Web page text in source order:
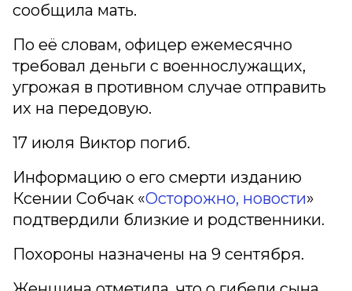
сообщила мать.
По её словам, офицер ежемесячно
требовал деньги с военнослужащих,
угрожая в противном случае отправить
их на передовую.
17 июля Виктор погиб.
Информацию о его смерти изданию
Ксении Собчак «Осторожно, новости»
подтвердили близкие и родственники.
Похороны назначены на 9 сентября.